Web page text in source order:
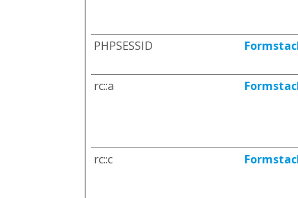
PHPSESSID
rc::a
rc::c